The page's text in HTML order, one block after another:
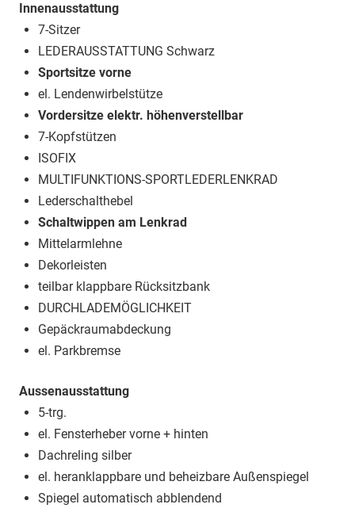
Innenausstattung
7-Sitzer
LEDERAUSSTATTUNG Schwarz
Sportsitze vorne
el. Lendenwirbelstütze
Vordersitze elektr. höhenverstellbar
7-Kopfstützen
ISOFIX
MULTIFUNKTIONS-SPORTLEDERLENKRAD
Lederschalthebel
Schaltwippen am Lenkrad
Mittelarmlehne
Dekorleisten
teilbar klappbare Rücksitzbank
DURCHLADEMÖGLICHKEIT
Gepäckraumabdeckung
el. Parkbremse
Aussenausstattung
5-trg.
el. Fensterheber vorne + hinten
Dachreling silber
el. heranklappbare und beheizbare Außenspiegel
Spiegel automatisch abblendend